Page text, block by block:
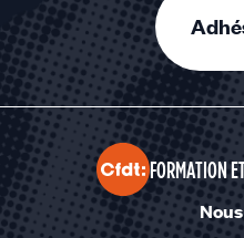
FORMATION